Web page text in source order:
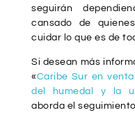
seguirán
cansado de
cuidar lo que es de
Si desean más
«Caribe Sur en
del humedal y la
aborda el